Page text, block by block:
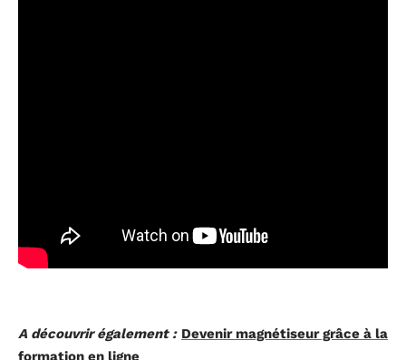
A découvrir également : Devenir magnétiseur grâce à la
formation en ligne